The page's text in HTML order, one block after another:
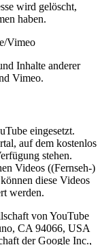
wird gelöscht,
haben.
Vimeo
Inhalte anderer
Vimeo.
eingesetzt.
auf dem kostenlos
stehen.
Videos ((Fernseh-)
diese Videos
werden.
von YouTube
CA 94066, USA
der Google Inc.,